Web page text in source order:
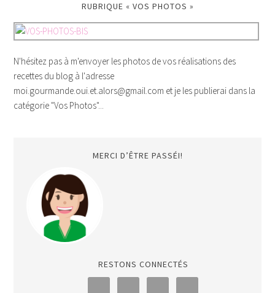
RUBRIQUE « VOS PHOTOS »
N'hésitez pas à m'envoyer les photos de vos réalisations des
recettes du blog à l'adresse
moi.gourmande.oui.et.alors@gmail.com et je les publierai dans la
catégorie "Vos Photos"...
MERCI D’ÊTRE PASSÉI!
RESTONS CONNECTÉS